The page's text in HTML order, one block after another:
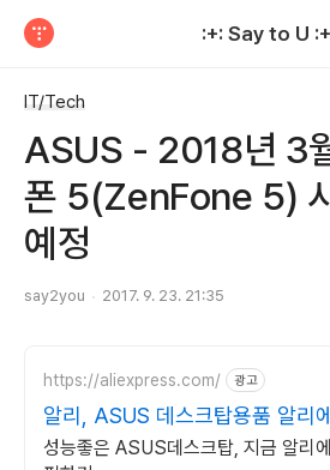
:+: Say to U
IT/Tech
ASUS - 2018년 3
폰 5(ZenFone 5)
예정
say2you 2017. 9. 23. 21:35
https://aliexpress.com/ 광고
알리, ASUS 데스크탑용품 알리
만나요
성능좋은 ASUS데스크탑, 지금 알리